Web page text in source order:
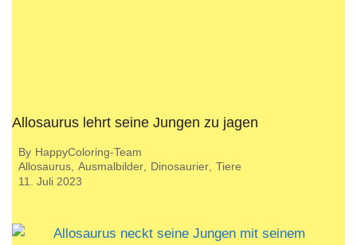
Allosaurus lehrt seine Jungen zu jagen
By HappyColoring-Team
Allosaurus Ausmalbilder Dinosaurier Tiere
11. Juli 2023